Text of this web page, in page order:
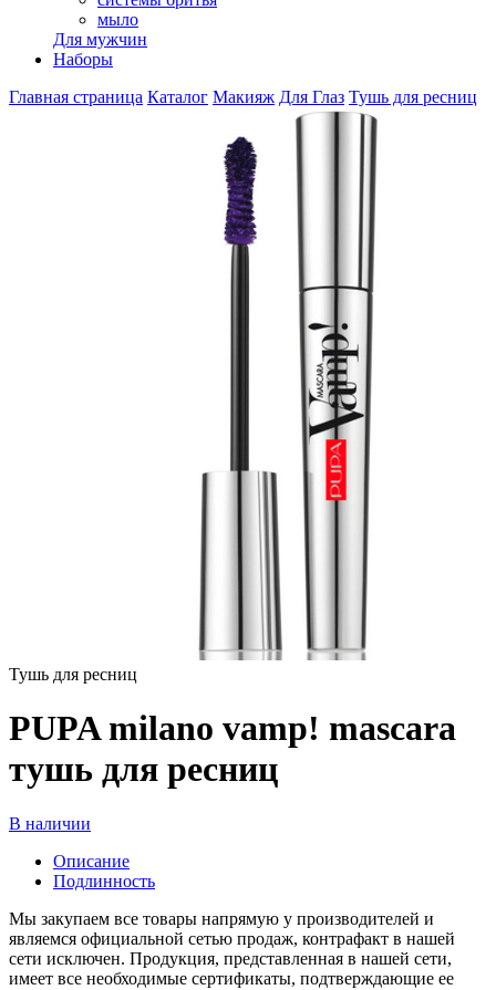
мыло
Для мужчин
Наборы
Главная страница Каталог Макияж Для Глаз Тушь для ресниц
Тушь для ресниц
PUPA milano vamp! mascara
тушь для ресниц
В наличии
Описание
Подлинность
Мы закупаем все товары напрямую у производителей и
являемся официальной сетью продаж, контрафакт в нашей
сети исключен. Продукция, представленная в нашей сети,
имеет все необходимые сертификаты, подтверждающие ее